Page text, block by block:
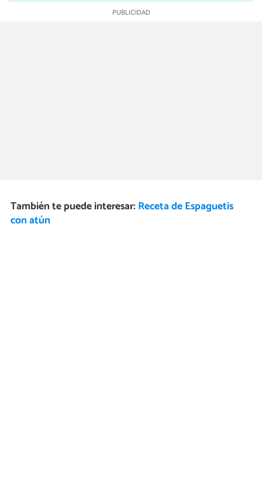
También te puede interesar: Receta de Espaguetis
con atún